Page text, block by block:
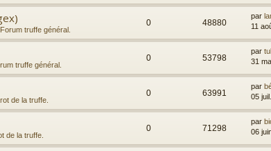
Forum truffe général.
0 48880
par
11
truffe général.
0 53798
par
31
de la truffe.
0 63991
par
05
de la truffe.
0 71298
par
06